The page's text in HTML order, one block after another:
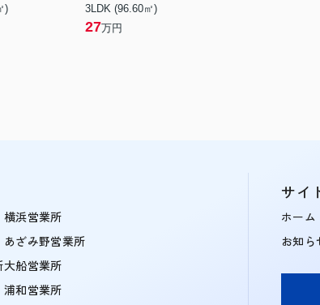
)
3LDK (96.60㎡)
27万円
横浜営業所
あざみ野営業所
大船営業所
浦和営業所
サイ
ホーム
お知ら